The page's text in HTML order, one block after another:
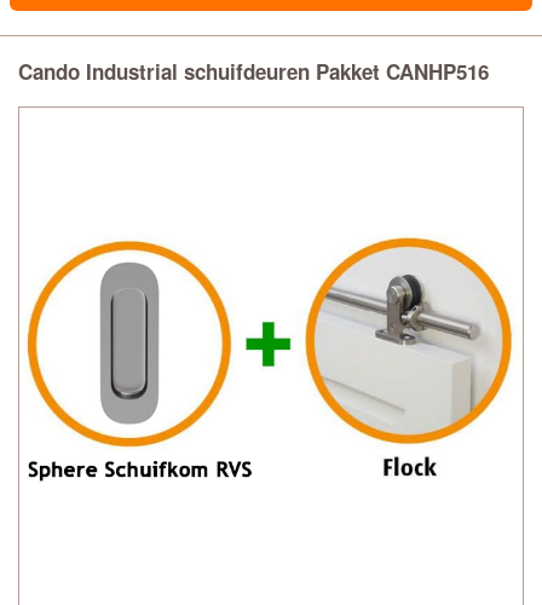
Cando Industrial schuifdeuren Pakket CANHP516